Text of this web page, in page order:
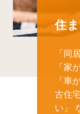
住
「同
「家
「車
古住
い」